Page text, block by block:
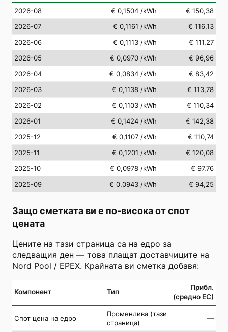
2026-08 € 0,1504 /kWh
€ 150,38
2026-07
€ 0,1161 /kWh
€ 116,13
2026-06
€ 0,1113 /kWh
€ 111,27
2026-05
€ 0,0970 /kWh
€ 96,96
2026-04
€ 0,0834 /kWh
€ 83,42
2026-03
€ 0,1138 /kWh
€ 113,78
2026-02
€ 0,1103 /kWh
€ 110,34
2026-01
€ 0,1424 /kWh
€ 142,38
2025-12
€ 0,1107 /kWh
€ 110,74
2025-11
€ 0,1201 /kWh
€ 120,08
2025-10
€ 0,0978 /kWh
€ 97,76
2025-09
€ 0,0943 /kWh € 94,25
Защо сметката ви е по-висока от спот
цената
Цените на тази страница са на едро за
следващия ден — това плащат доставчиците на
Nord Pool / EPEX. Крайната ви сметка добавя:
Компонент Тип
Прибл.
(средно ЕС)
Спот цена на едро
Променлива (тази
страница)
—